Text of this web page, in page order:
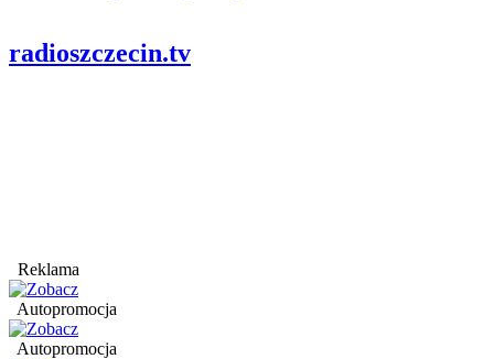
radioszczecin.tv
Reklama
Autopromocja
Autopromocja